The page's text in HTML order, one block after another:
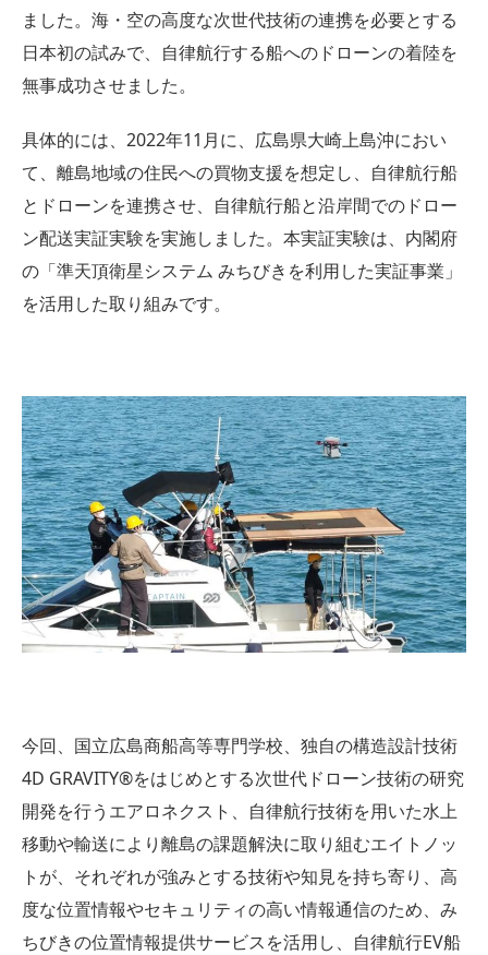
ました。海・空の高度な次世代技術の連携を必要とする
日本初の試みで、自律航行する船へのドローンの着陸を
無事成功させました。
具体的には、2022年11月に、広島県大崎上島沖におい
て、離島地域の住民への買物支援を想定し、自律航行船
とドローンを連携させ、自律航行船と沿岸間でのドロー
ン配送実証実験を実施しました。本実証実験は、内閣府
の「準天頂衛星システム みちびきを利用した実証事業」
を活用した取り組みです。
今回、国立広島商船高等専門学校、独自の構造設計技術
4D GRAVITY®︎をはじめとする次世代ドローン技術の研究
開発を行うエアロネクスト、自律航行技術を用いた水上
移動や輸送により離島の課題解決に取り組むエイトノッ
トが、それぞれが強みとする技術や知見を持ち寄り、高
度な位置情報やセキュリティの高い情報通信のため、み
ちびきの位置情報提供サービスを活用し、自律航行EV船